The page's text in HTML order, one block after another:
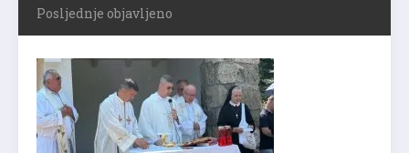
Posljednje objavljeno